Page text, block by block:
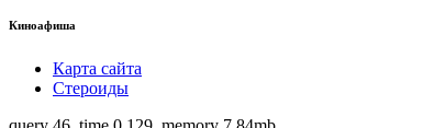
Киноафиша
Карта сайта
Стероиды